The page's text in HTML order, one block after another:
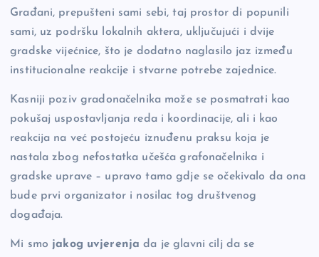
Građani, prepušteni sami sebi, taj prostor di popunili
sami, uz podršku lokalnih aktera, uključujući i dvije
gradske vijećnice, što je dodatno naglasilo jaz između
institucionalne reakcije i stvarne potrebe zajednice.
Kasniji poziv gradonačelnika može se posmatrati kao
pokušaj uspostavljanja reda i koordinacije, ali i kao
reakcija na već postojeću iznuđenu praksu koja je
nastala zbog nefostatka učešća grafonačelnika i
gradske uprave – upravo tamo gdje se očekivalo da ona
bude prvi organizator i nosilac tog društvenog
događaja.
Mi smo jakog uvjerenja da je glavni cilj da se